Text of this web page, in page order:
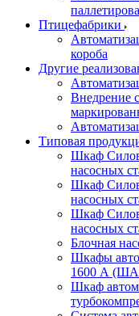
Птицефабрики
короба
Другие
Внедрение
Типовая
Шкаф
насосных
Шкаф
насосных
Шкаф
насосных
Блочная
Шкафы
1600 А
Шкаф